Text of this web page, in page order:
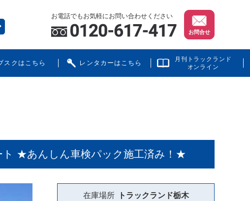
お電話でもお気軽にお問い合わせください
お問合せ
スクはこちら レンタカーはこちら
月刊トラックランド
オンライン
ト ★あんしん車検パック施工済み！★
在庫場所 トラックランド栃木